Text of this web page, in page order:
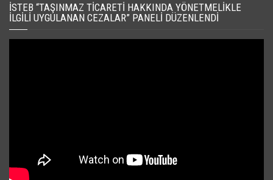
İSTEB “TAŞINMAZ TICARETI HAKKINDA YÖNETMELIKLE
İLGILI UYGULANAN CEZALAR” PANELI DÜZENLENDI